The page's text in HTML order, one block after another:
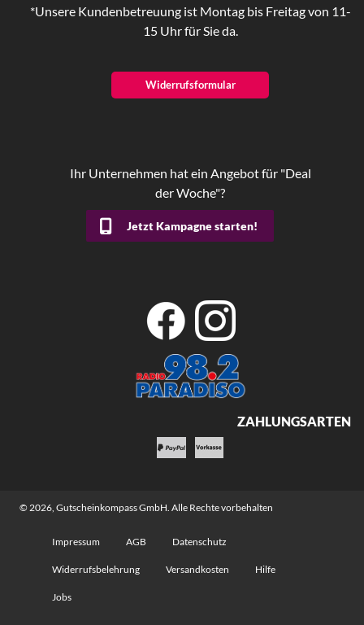
*Unsere Kundenbetreuung ist Montag bis Freitag von 11-
15 Uhr für Sie da.
Widerrufsformular
Ihr Unternehmen hat ein Angebot für "Deal
der Woche"?
Jetzt Kampagne starten!
ZAHLUNGSARTEN
© 2026, Gutscheinkompass GmbH. Alle Rechte vorbehalten
Impressum AGB Datenschutz
Widerrufsbelehrung Versandkosten Hilfe
Jobs